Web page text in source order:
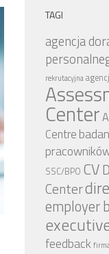
TAGI
agencja
rekrutacyjna
Center
Centre
SSC/BPO CV
Center
employer
feedback